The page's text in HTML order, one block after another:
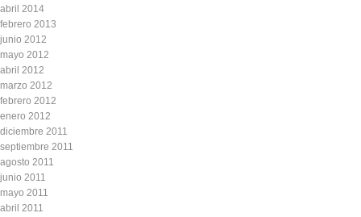
abril 2014
febrero 2013
junio 2012
mayo 2012
abril 2012
marzo 2012
febrero 2012
enero 2012
diciembre 2011
septiembre 2011
agosto 2011
junio 2011
mayo 2011
abril 2011